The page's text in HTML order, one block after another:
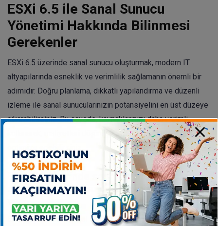
ESXi 6.5 ile Sanal Sunucu
Yönetimi Hakkında Bilinmesi
Gerekenler
ESXi 6.5 üzerinde sanal sunucu oluşturmak, modern IT
altyapılarında esneklik ve verimlilik sağlamanın önemli bir
adımıdır. Doğru planlama, dikkatli yapılandırma ve düzenli
izleme ile sanal sunucularınızın potansiyelini en üst düzeye
çıkarabilirsiniz. Bu sayede, kaynaklarınızı daha verimli
kullanarak, maliyetleri düşürebilir ve iş süreçlerinizi
ESXi 6.5 üzerinde sanal sunucu
oluşturmak için hangi yazılımlara ihtiyacım
var?
ESXi 6.5 üzerinde sanal sunucu oluşturmak için VMware